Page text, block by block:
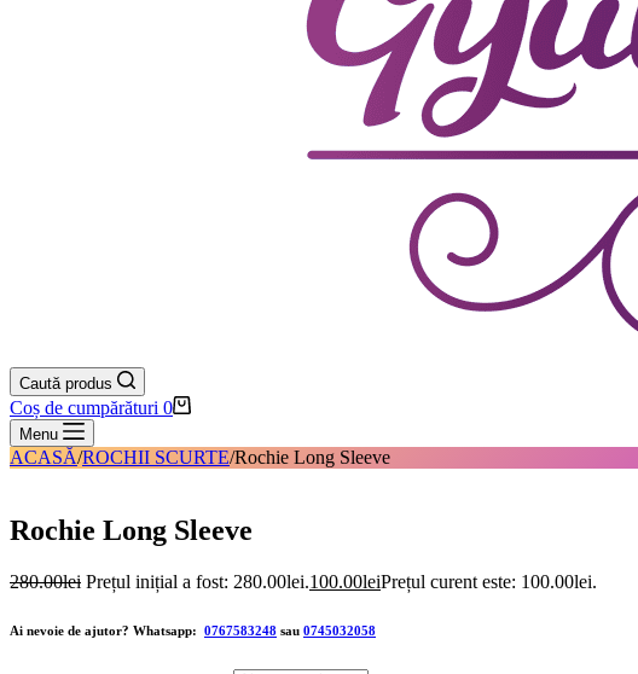
Caută produs
Coș de cumpărături 0
Menu
ACASĂ/ROCHII SCURTE/Rochie Long Sleeve
Rochie Long Sleeve
280.00lei Prețul inițial a fost: 280.00lei.100.00leiPrețul curent este: 100.00lei.
Ai nevoie de ajutor? Whatsapp: 0767583248 sau 0745032058